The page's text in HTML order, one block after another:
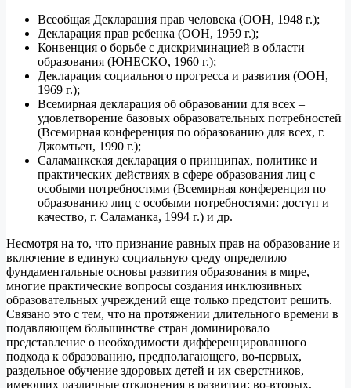
Всеобщая Декларация прав человека (ООН, 1948 г.);
Декларация прав ребенка (ООН, 1959 г.);
Конвенция о борьбе с дискриминацией в области
образования (ЮНЕСКО, 1960 г.);
Декларация социального прогресса и развития (ООН,
1969 г.);
Всемирная декларация об образовании для всех –
удовлетворение базовых образовательных потребностей
(Всемирная конференция по образованию для всех, г.
Джомтьен, 1990 г.);
Саламанкская декларация о принципах, политике и
практических действиях в сфере образования лиц с
особыми потребностями (Всемирная конференция по
образованию лиц с особыми потребностями: доступ и
качество, г. Саламанка, 1994 г.) и др.
Несмотря на то, что признание равных прав на образование и
включение в единую социальную среду определило
фундаментальные основы развития образования в мире,
многие практические вопросы создания инклюзивных
образовательных учреждений еще только предстоит решить.
Связано это с тем, что на протяжении длительного времени в
подавляющем большинстве стран доминировало
представление о необходимости дифференцированного
подхода к образованию, предполагающего, во-первых,
раздельное обучение здоровых детей и их сверстников,
имеющих различные отклонения в развитии; во-вторых,